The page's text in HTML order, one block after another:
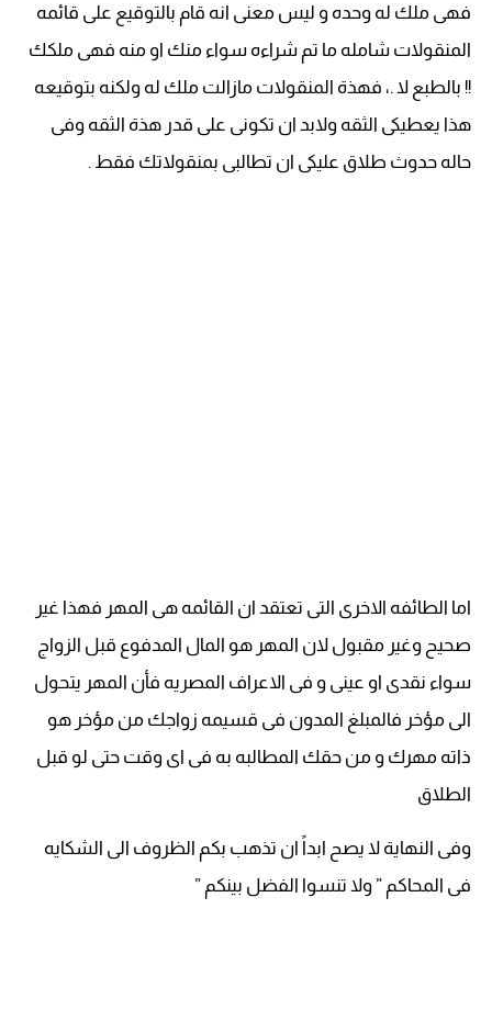
فهى ملك له وحده و ليس معنى انه قام بالتوقيع على قائمه
المنقولات شامله ما تم شراءه سواء منك او منه فهى ملكك
!! بالطبع لا .، فهذة المنقولات مازالت ملك له ولكنه بتوقيعه
هذا يعطيكى الثقه ولابد ان تكونى على قدر هذة الثقه وفى
حاله حدوث طلاق عليكى ان تطالبى بمنقولاتك فقط .
اما الطائفه الاخرى التى تعتقد ان القائمه هى المهر فهذا غير
صحيح وغير مقبول لان المهر هو المال المدفوع قبل الزواج
سواء نقدى او عينى و فى الاعراف المصريه فأن المهر يتحول
الى مؤخر فالمبلغ المدون فى قسيمه زواجك من مؤخر هو
ذاته مهرك و من حقك المطالبه به فى اى وقت حتى لو قبل
الطلاق
وفى النهاية لا يصح ابداً ان تذهب بكم الظروف الى الشكايه
فى المحاكم ” ولا تنسوا الفضل بينكم ”